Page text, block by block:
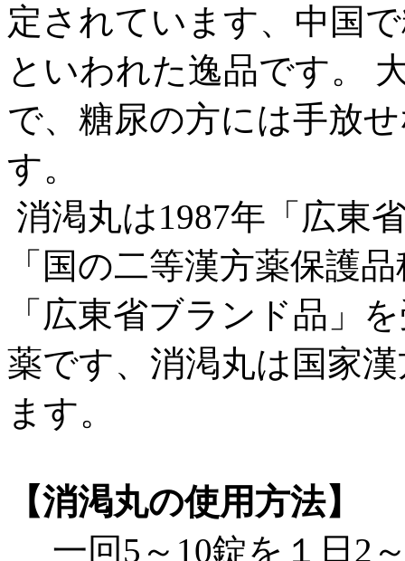
定されています、中国
といわれた逸品です。
で、糖尿の方には手放
す。
消渇丸は1987年「広東
「国の二等漢方薬保護
「広東省ブランド品」
薬です、消渇丸は国家
ます。
【消渇丸の使用方法】
一回5～10錠を１日2